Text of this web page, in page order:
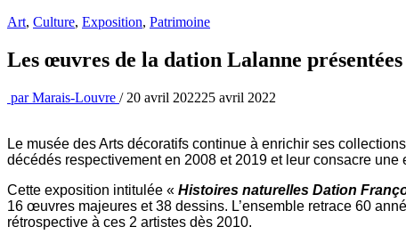
Art, Culture, Exposition, Patrimoine
Les œuvres de la dation Lalanne
parMarais-Louvre / 20 avril 202225 avril 2022
Le musée des Arts décoratifs continue à enrichir ses
décédés respectivement en 2008 et 2019 et leur consacre
Cette exposition intitulée « Histoires naturelles Dation
16 œuvres majeures et 38 dessins. L’ensemble retrace 60
rétrospective à ces 2 artistes dès 2010.